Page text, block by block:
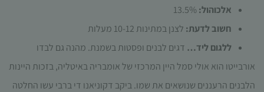
אלכוהול:
חשוב לדעת: לצנן במתינות 10-12 מעלות
ללגום ליד… דגים לבנים ופסטות בשמנת. מהנה גם לבדו
אורבייטו הוא אולי סמל היין המרכזי של אומבריה באיטליה, בזכות היינות
הלבנים הרעננים שנושאים את שמו. ביקב דקוניאנו די ברבי עשו החלטה
בצורה
מיטבית
ביקורך. אם
תסרב/י